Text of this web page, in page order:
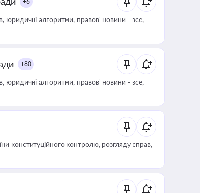
+6
юридичні алгоритми, правові новини - все,
+80
юридичні алгоритми, правові новини - все,
конституційного контролю, розгляду справ,